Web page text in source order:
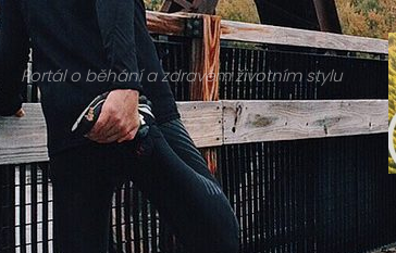
Portál o běhání a zdravém životním stylu